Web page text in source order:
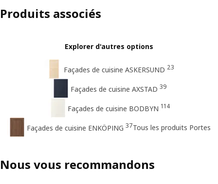
Produits associés
Explorer d'autres options
Façades de cuisine ASKERSUND 23
Façades de cuisine AXSTAD 39
Façades de cuisine BODBYN 114
Façades de cuisine ENKÖPING 37Tous les produits Portes
Nous vous recommandons